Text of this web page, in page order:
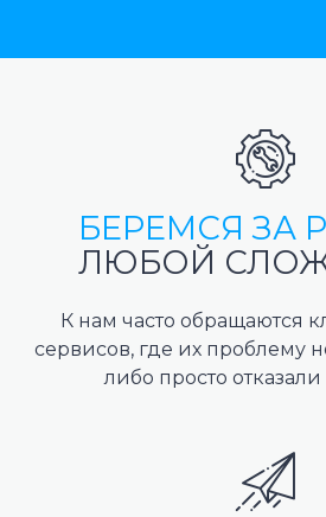
БЕРЕМСЯ ЗА
ЛЮБОЙ
К нам часто обращаются
сервисов, где их проблему
либо просто